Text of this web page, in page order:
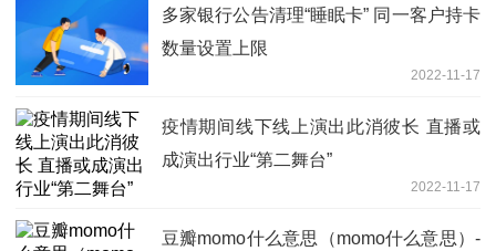
多家银行公告清理“睡眠卡” 同一客户持卡
数量设置上限
2022-11-17
疫情期间线下线上演出此消彼长 直播或
成演出行业“第二舞台”
2022-11-17
豆瓣momo什么意思（momo什么意思）-